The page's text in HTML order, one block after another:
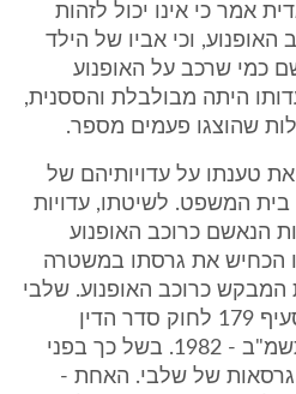
אמר כי אינו יכול לזהות
וכי אביו של הילד
כמי שרכב על האופנוע
עמ' 32, 37). עדותו היתה מבולבלת והססנית,
שהוצגו פעמים מספר.
את טענתו על עדויותיהם של
בית המשפט. לשיטתו, עדויות
הנאשם כרוכב האופנוע
הכחיש את גרסתו במשטרה
את המבקש כרוכב האופנוע. שלבי
הוכרז כעד עוין, כאמור בסעיף 179 לחוק סדר הדין
הפלילי [נוסח משולב] , תשמ"ב - 1982. בשל כך בפני
של שלבי. האחת -